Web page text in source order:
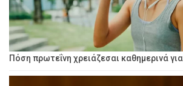
Πόση πρωτεΐνη χρειάζεσαι καθημερινά